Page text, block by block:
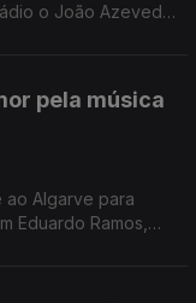
o João Azevedo,
pela música
ao Algarve para
Eduardo Ramos,